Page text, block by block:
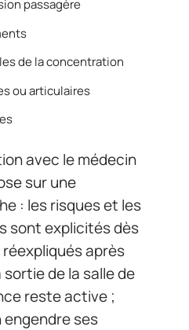
passagère
de la concentration
ou articulaires
avec le médecin
sur une
: les risques et les
sont explicités dès
après
sortie de la salle de
reste active ;
ses